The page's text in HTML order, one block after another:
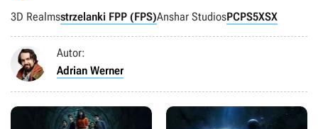
3D Realmsstrzelanki FPP (FPS)Anshar StudiosPCPS5XSX
Autor:
Adrian Werner